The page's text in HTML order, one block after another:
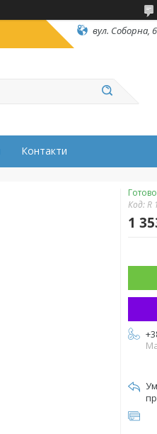
вул. Соборна,
Контакти
Код:R
1